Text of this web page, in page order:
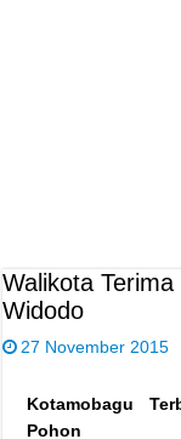
Walikota
Widodo
27 November 2015
Kotamobagu
Pohon